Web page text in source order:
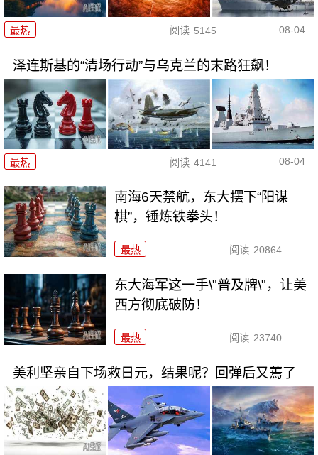
最热 阅读 5145 08-04
泽连斯基的“清场行动”与乌克兰的末路狂飙！
最热 阅读 4141 08-04
南海6天禁航，东大摆下“阳谋
棋”，锤炼铁拳头！
最热 阅读 20864
东大海军这一手\"普及牌\"，让美
西方彻底破防！
最热 阅读 23740
美利坚亲自下场救日元，结果呢？回弹后又蔫了